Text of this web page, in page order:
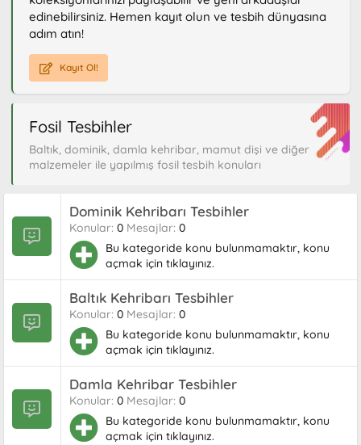
edinebilirsiniz. Hemen kayıt olun ve tesbih dünyasına
adım atın!
Kayıt Ol!
Fosil Tesbihler
Baltık, dominik, damla kehribar, mamut dişi ve diğer
malzemeler ile yapılmış fosil tesbih konuları
Dominik Kehribarı Tesbihler
Konular 0 Mesajlar 0
Bu kategoride konu bulunmamaktır, konu
açmak için tıklayınız.
Baltık Kehribarı Tesbihler
Konular 0 Mesajlar 0
Bu kategoride konu bulunmamaktır, konu
açmak için tıklayınız.
Damla Kehribar Tesbihler
Konular 0 Mesajlar 0
Bu kategoride konu bulunmamaktır, konu
açmak için tıklayınız.